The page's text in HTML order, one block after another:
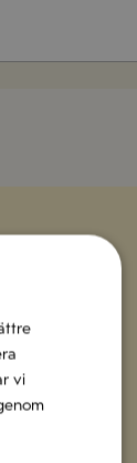
italienska
vi